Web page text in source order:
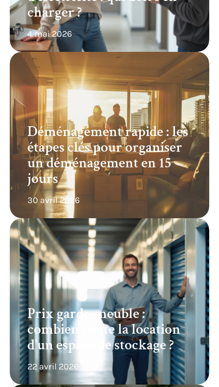
charger ?
4 mai 2026
Déménagement rapide : les
étapes clés pour organiser
un déménagement en 15
jours
30 avril 2026
Prix garde-meuble :
combien coûte la location
d’un espace de stockage ?
22 avril 2026